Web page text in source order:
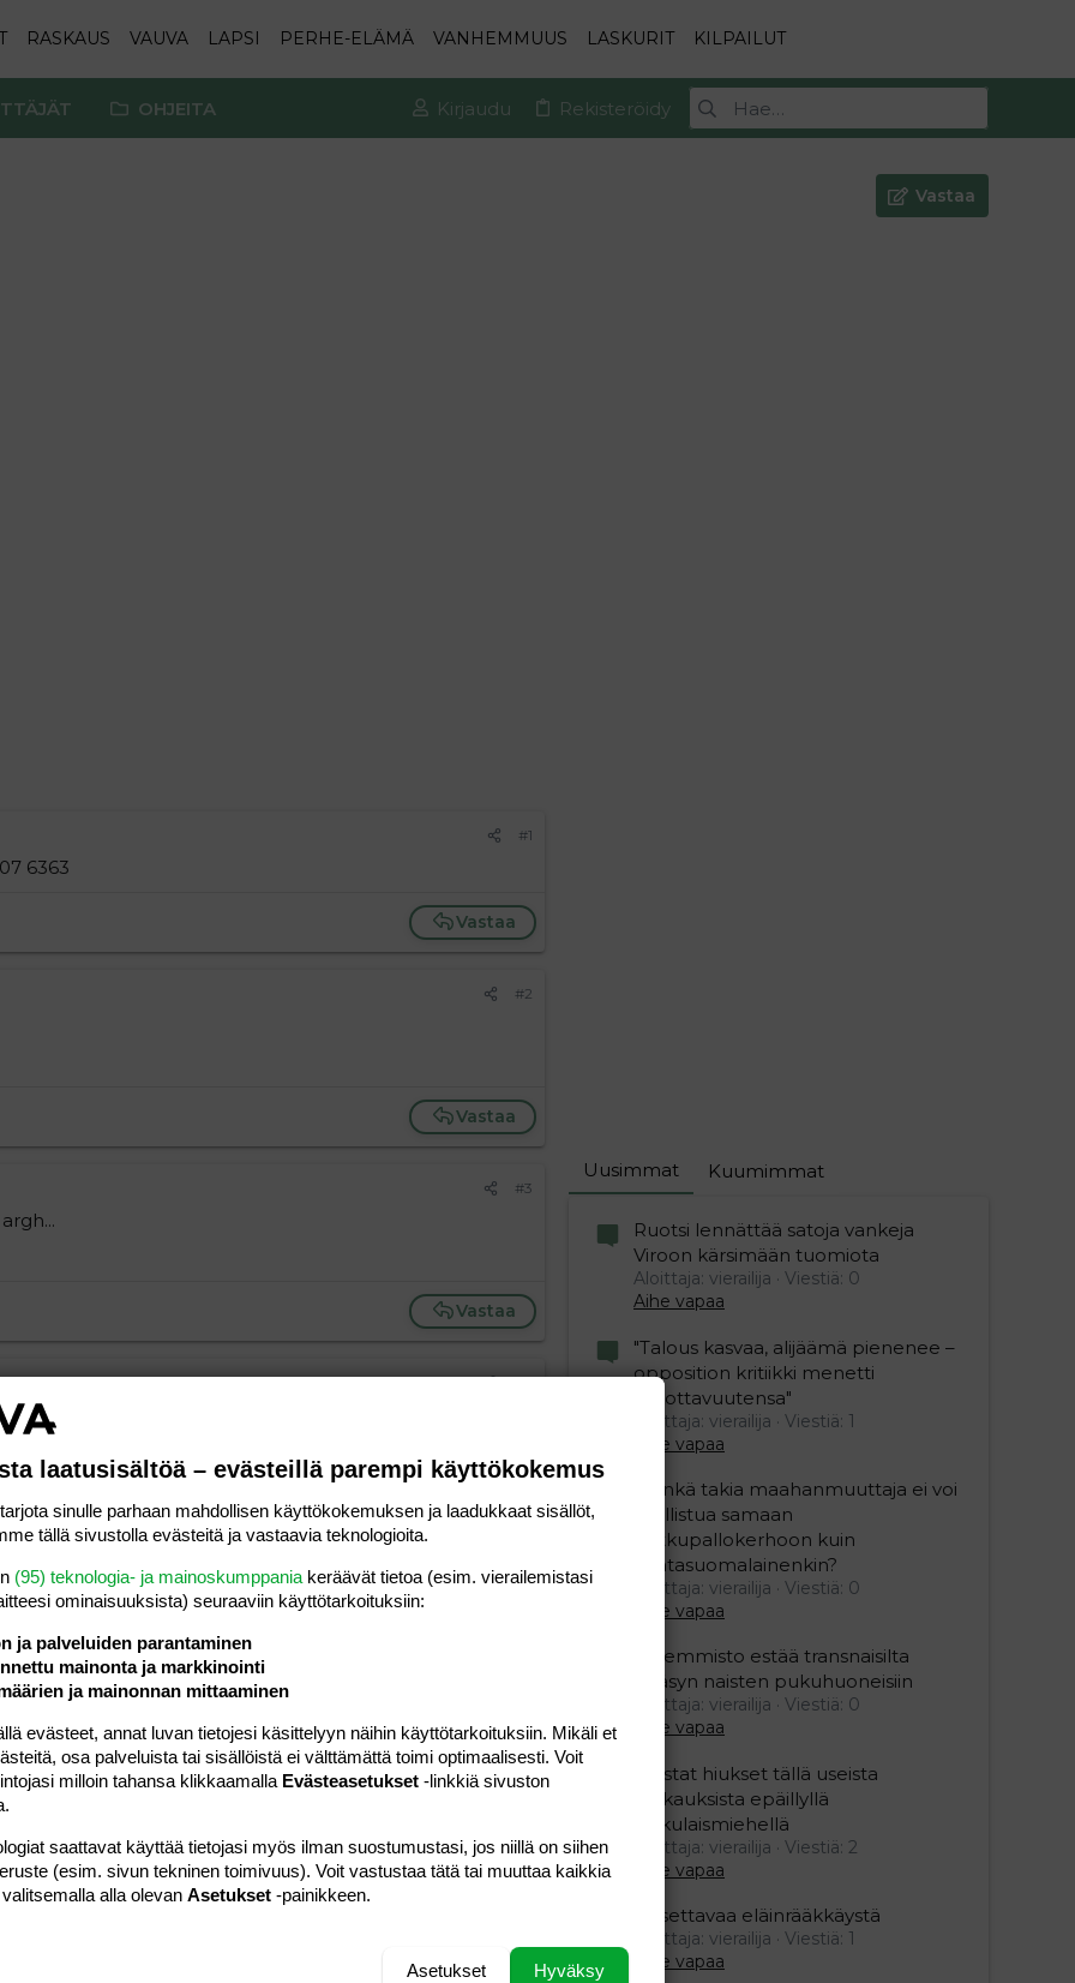
RASKAUS VAUVA LAPSI PERHE-ELÄMÄ VANHEMMUUS LASKURIT KILPAILUT
OHJEITA Kirjaudu Rekisteröidy
Vastaa
#1
6363
Vastaa
#2
Vastaa
#3
Vastaa
#4
konstilla...
Vastaa
\|O \|O \|O
\|O
Uusimmat Kuumimmat
Ruotsi lennättää satoja vankeja
Viroon kärsimään tuomiota
Aloittaja: vierailija
Viestiä: 0
Aihe vapaa
"Talous kasvaa, alijäämä pienenee –
opposition kritiikki menetti
uskottavuutensa"
Aloittaja: vierailija
Viestiä: 1
Aihe vapaa
”Minkä takia maahanmuuttaja ei voi
osallistua samaan
potkupallokerhoon kuin
kantasuomalainenkin?
Aloittaja: vierailija
Viestiä: 0
Aihe vapaa
Vasemmisto estää transnaisilta
pääsyn naisten pukuhuoneisiin
Aloittaja: vierailija
Viestiä: 0
Aihe vapaa
Mustat hiukset tällä useista
raiskauksista epäillyllä
turkulaismiehellä
Aloittaja: vierailija
Viestiä: 2
Aihe vapaa
Oksettavaa eläinrääkkäystä
Aloittaja: vierailija
Viestiä: 1
Aihe vapaa
laatusisältöä – evästeillä parempi käyttökokemus
sinulle parhaan mahdollisen käyttökokemuksen ja laadukkaat sisällöt,
tällä sivustolla evästeitä ja vastaavia teknologioita.
(95) teknologia- ja mainoskumppania keräävät tietoa (esim. vierailemis­tasi
ominaisuuk­sista) seuraaviin käyttötarkoituksiin:
ja palveluiden parantaminen
mainonta ja markkinointi
ja mainonnan mittaaminen
evästeet, annat luvan tietojesi käsittelyyn näihin käyttötarkoituksiin. Mikäli et
osa palveluista tai sisällöistä ei välttämättä toimi optimaalisesti. Voit
milloin tahansa klikkaamalla Evästeasetukset -linkkiä sivuston
saattavat käyttää tietojasi myös ilman suostumustasi, jos niillä on siihen
(esim. sivun tekninen toimivuus). Voit vastustaa tätä tai muuttaa kaikkia
alla olevan Asetukset -painikkeen.
Hyväksy
Asetukset